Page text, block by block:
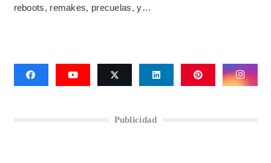
reboots, remakes, precuelas, y…
Publicidad